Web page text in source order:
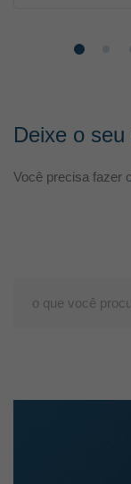
Deixe o
Você precisa fazer